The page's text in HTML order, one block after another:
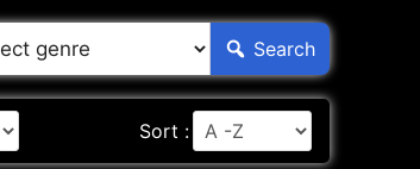
Search
Sort :